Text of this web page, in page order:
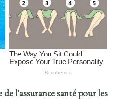
l’assurance santé pour les